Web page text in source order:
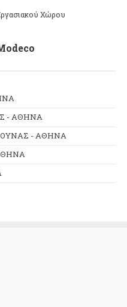
Χώρου
- ΑΘΗΝΑ
- ΑΘΗΝΑ